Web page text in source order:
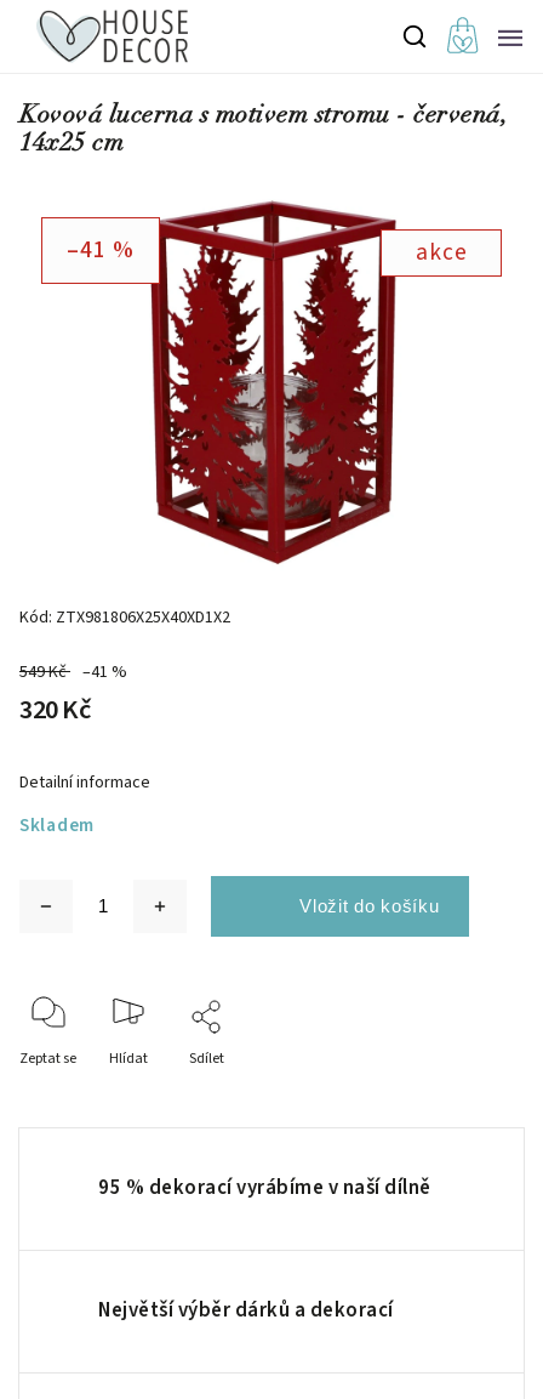
Kovová lucerna s motivem stromu - červená,
14x25 cm
akce
–41 %
Kód: ZTX981806X25X40XD1X2
549 Kč –41 %
320 Kč
Skladem
Detailní informace
Zeptat se Hlídat Sdílet
95 % dekorací vyrábíme v naší dílně
Největší výběr dárků a dekorací